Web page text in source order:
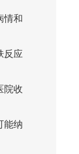
情和
反应
院收
能纳